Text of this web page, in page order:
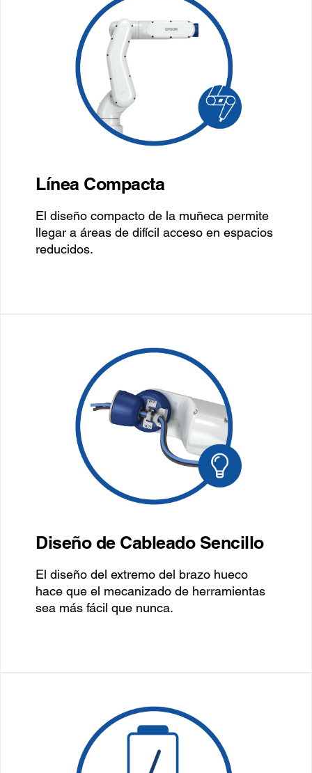
Línea Compacta
El diseño compacto de la muñeca permite
llegar a áreas de difícil acceso en espacios
reducidos.
Diseño de Cableado Sencillo
El diseño del extremo del brazo hueco
hace que el mecanizado de herramientas
sea más fácil que nunca.